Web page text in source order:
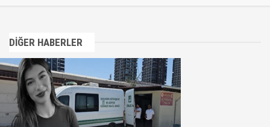
DİĞER HABERLER